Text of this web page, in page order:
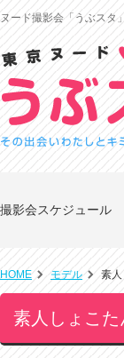
ヌード撮影会「うぶスタ
撮影会スケジュール
HOME モデル 素人
素人しょこた